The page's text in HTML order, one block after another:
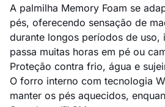
A palmilha Memory Foam se
pés, oferecendo sensação de
durante longos períodos de uso,
passa muitas horas em pé ou
Proteção contra frio, água e
O forro interno com tecnologia
manter os pés aquecidos,